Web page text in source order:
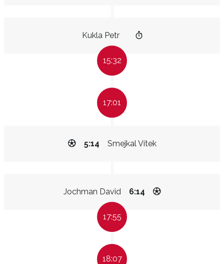
Kukla Petr
15:32
17:01
Smejkal Vítek
5:14
Jochman David 6:14
17:55
18:07